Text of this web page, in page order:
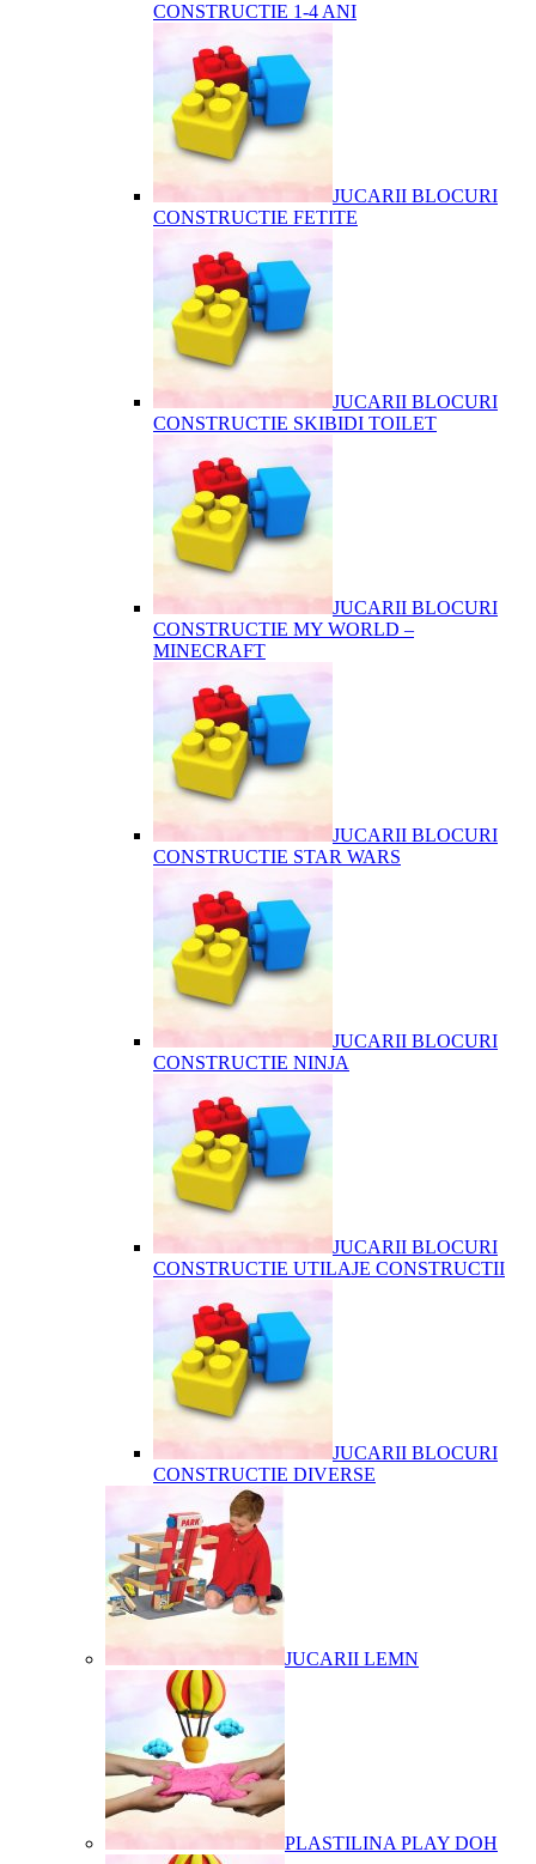
CONSTRUCTIE 1-4 ANI
JUCARII BLOCURI
CONSTRUCTIE FETITE
JUCARII BLOCURI
CONSTRUCTIE SKIBIDI TOILET
JUCARII BLOCURI
CONSTRUCTIE MY WORLD –
MINECRAFT
JUCARII BLOCURI
CONSTRUCTIE STAR WARS
JUCARII BLOCURI
CONSTRUCTIE NINJA
JUCARII BLOCURI
CONSTRUCTIE UTILAJE CONSTRUCTII
JUCARII BLOCURI
CONSTRUCTIE DIVERSE
JUCARII LEMN
PLASTILINA PLAY DOH